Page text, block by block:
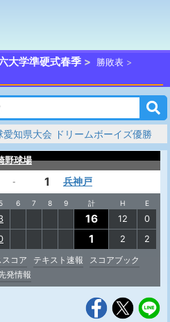
大学準硬式春季
勝敗表
知県大会 ドリームボーイズ優勝
野球場
- 1 兵神戸
5 6 7 8 9 計 H E
16 12
0
1 2
2
コア テキスト速報
スコアブック
発情報